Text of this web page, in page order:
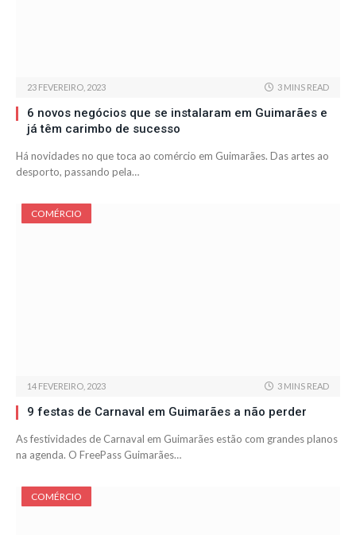
23 FEVEREIRO, 2023 3 MINS READ
6 novos negócios que se instalaram em Guimarães e
já têm carimbo de sucesso
Há novidades no que toca ao comércio em Guimarães. Das artes ao
desporto, passando pela…
COMÉRCIO
14 FEVEREIRO, 2023 3 MINS READ
9 festas de Carnaval em Guimarães a não perder
As festividades de Carnaval em Guimarães estão com grandes planos
na agenda. O FreePass Guimarães…
COMÉRCIO